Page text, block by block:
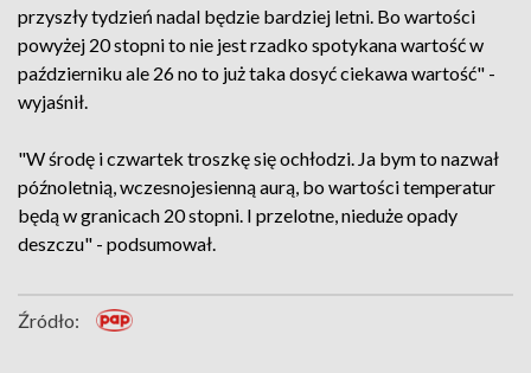
przyszły tydzień nadal będzie bardziej letni. Bo wartości
powyżej 20 stopni to nie jest rzadko spotykana wartość w
październiku ale 26 no to już taka dosyć ciekawa wartość" -
wyjaśnił.
"W środę i czwartek troszkę się ochłodzi. Ja bym to nazwał
późnoletnią, wczesnojesienną aurą, bo wartości temperatur
będą w granicach 20 stopni. I przelotne, nieduże opady
deszczu" - podsumował.
Źródło: